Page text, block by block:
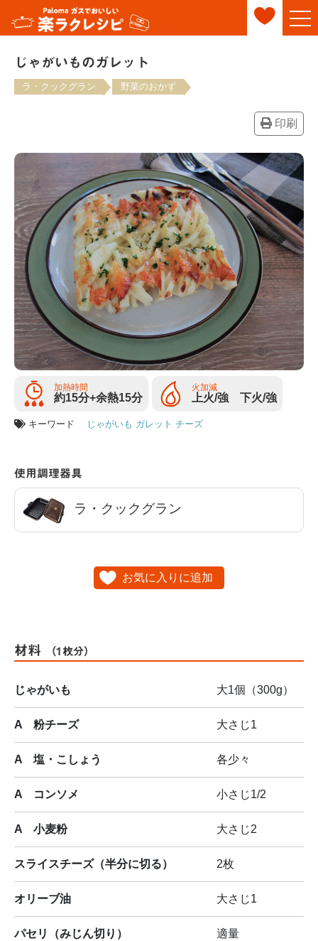
じゃがいものガレット
ラ・クックグラン 野菜のおかず
印刷
加熱時間
約15分+余熱15分
火加減
上火/強 下火/強
キーワード じゃがいも ガレット チーズ
使用調理器具
ラ・クックグラン
お気に入りに追加
材料 （1枚分）
じゃがいも 大1個（300g）
A 粉チーズ 大さじ1
A 塩・こしょう 各少々
A コンソメ 小さじ1/2
A 小麦粉 大さじ2
スライスチーズ（半分に切る） 2枚
オリーブ油 大さじ1
パセリ（みじん切り） 適量